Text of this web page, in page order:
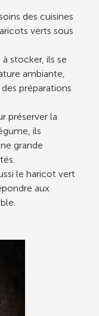
des cuisines
verts sous
stocker, ils se
ambiante,
préparations
préserver la
ils
grande
le haricot vert
aux